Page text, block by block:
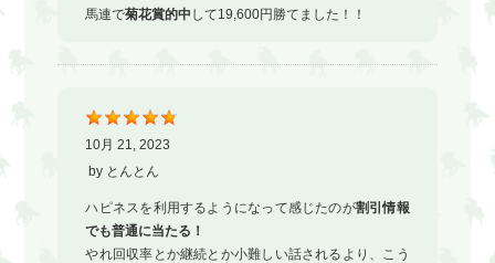
馬連で菊花賞的中 して19,600円勝てました！！
10月 21, 2023
by とんとん
ハピネスを利用するようになって感じたのが割引情報
でも普通に当たる！
やれ回収率とか継続とか小難しい話されるより、こう